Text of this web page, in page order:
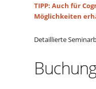
TIPP: Auch für
Möglichkeiten
Detaillierte